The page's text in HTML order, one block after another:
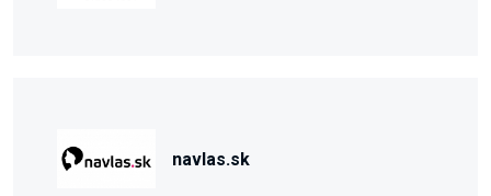
navlas.sk